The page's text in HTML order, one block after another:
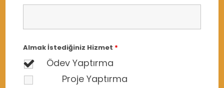
Almak İstediğiniz Hizmet *
Ödev Yaptırma
Proje Yaptırma